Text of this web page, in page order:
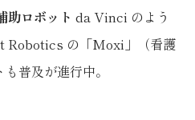
助ロボット da Vinci のよう
Robotics の「Moxi」（看護
普及が進行中。